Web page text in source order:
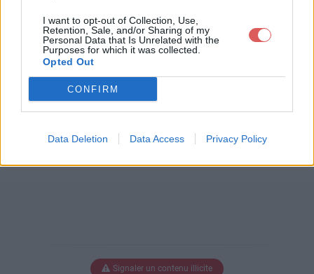
I want to opt-out of Collection, Use,
Retention, Sale, and/or Sharing of my
Personal Data that Is Unrelated with the
Purposes for which it was collected.
Opted Out
CONFIRM
Data Deletion Data Access Privacy Policy
Télécharger Calendrier des match
s de la phase de poule 2016-2017.
pdf
Signaler un contenu illicite